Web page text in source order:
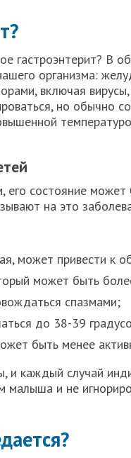
гастроэнтерит? В
организма:
включая
но обычно
его состояние
на это
может привести к
может быть
спазмами;
до 38-39
быть менее
и каждый случай
малыша и не